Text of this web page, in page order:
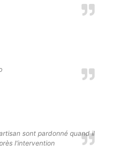
sont pardonné quand il
l'intervention